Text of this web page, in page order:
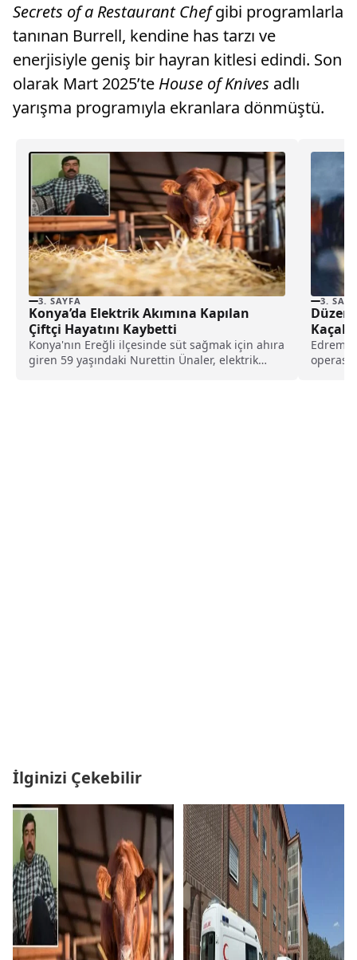
Secrets of a Restaurant Chefgibi programlarla
tanınan Burrell, kendine has tarzı ve
enerjisiyle geniş bir hayran kitlesi edindi. Son
olarak Mart 2025’te House of Knives adlı
yarışma programıyla ekranlara dönmüştü.
3. SAYFA
Konya’da Elektrik Akımına Kapılan
Çiftçi Hayatını Kaybetti
Konya'nın Ereğli ilçesinde süt sağmak için ahıra
giren 59 yaşındaki Nurettin Ünaler, elektrik
3.
Edremit
İlginizi Çekebilir